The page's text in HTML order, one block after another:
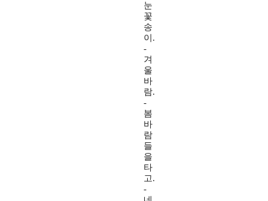
눈
꽃
송
이.
-
겨
울
바
람.
-
봄
바
람
들
을
타
고.
-